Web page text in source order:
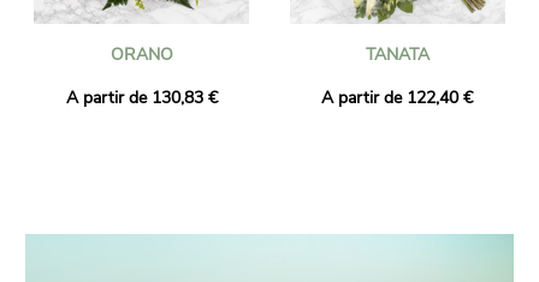
ORANO
A partir de 130,83 €
TANATA
A partir de 122,40 €